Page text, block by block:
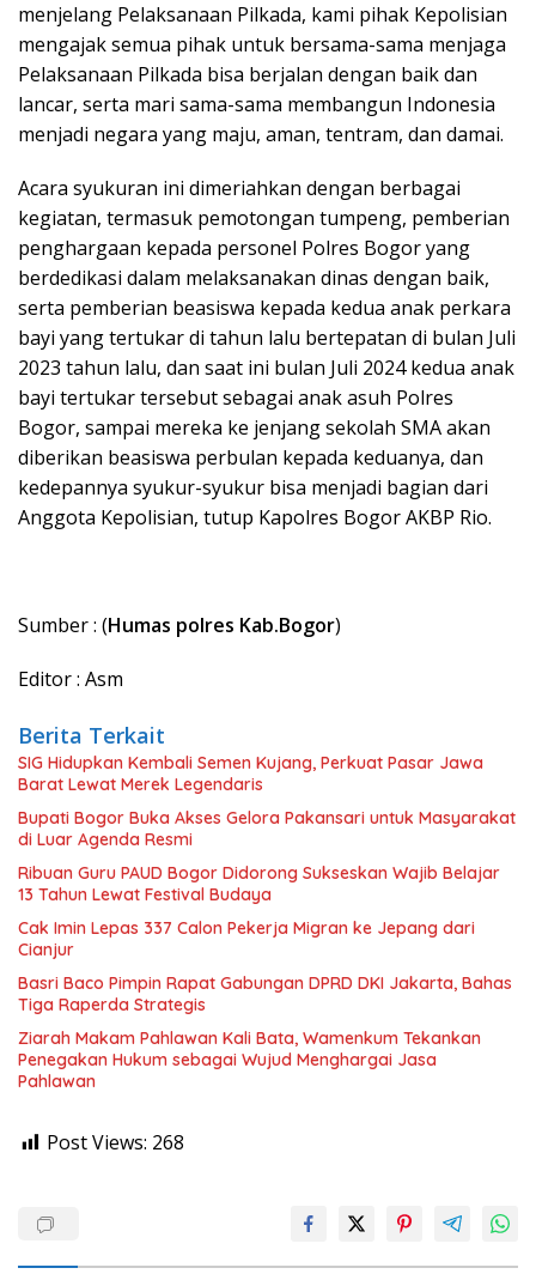
menjelang Pelaksanaan Pilkada, kami pihak Kepolisian
mengajak semua pihak untuk bersama-sama menjaga
Pelaksanaan Pilkada bisa berjalan dengan baik dan
lancar, serta mari sama-sama membangun Indonesia
menjadi negara yang maju, aman, tentram, dan damai.
Acara syukuran ini dimeriahkan dengan berbagai
kegiatan, termasuk pemotongan tumpeng, pemberian
penghargaan kepada personel Polres Bogor yang
berdedikasi dalam melaksanakan dinas dengan baik,
serta pemberian beasiswa kepada kedua anak perkara
bayi yang tertukar di tahun lalu bertepatan di bulan Juli
2023 tahun lalu, dan saat ini bulan Juli 2024 kedua anak
bayi tertukar tersebut sebagai anak asuh Polres
Bogor, sampai mereka ke jenjang sekolah SMA akan
diberikan beasiswa perbulan kepada keduanya, dan
kedepannya syukur-syukur bisa menjadi bagian dari
Anggota Kepolisian, tutup Kapolres Bogor AKBP Rio.
Sumber : (Humas polres Kab.Bogor)
Editor : Asm
Berita Terkait
SIG Hidupkan Kembali Semen Kujang, Perkuat Pasar Jawa
Barat Lewat Merek Legendaris
Bupati Bogor Buka Akses Gelora Pakansari untuk Masyarakat
di Luar Agenda Resmi
Ribuan Guru PAUD Bogor Didorong Sukseskan Wajib Belajar
13 Tahun Lewat Festival Budaya
Cak Imin Lepas 337 Calon Pekerja Migran ke Jepang dari
Cianjur
Basri Baco Pimpin Rapat Gabungan DPRD DKI Jakarta, Bahas
Tiga Raperda Strategis
Ziarah Makam Pahlawan Kali Bata, Wamenkum Tekankan
Penegakan Hukum sebagai Wujud Menghargai Jasa
Pahlawan
Post Views: 268